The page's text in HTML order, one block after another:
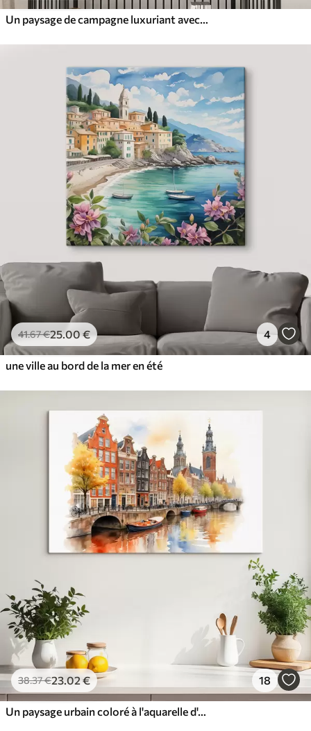
Un paysage de campagne luxuriant avec une prairie de fleurs sauvages vibrante remplie de fleurs colorées sous un ciel nuageux
41.67€25.00 € 4
une ville au bord de la mer en été
38.37€23.02 € 18
Un paysage urbain coloré à l'aquarelle d'Amsterdam avec des maisons de canal hollandaises traditionnelles et des bateaux sur l'eau